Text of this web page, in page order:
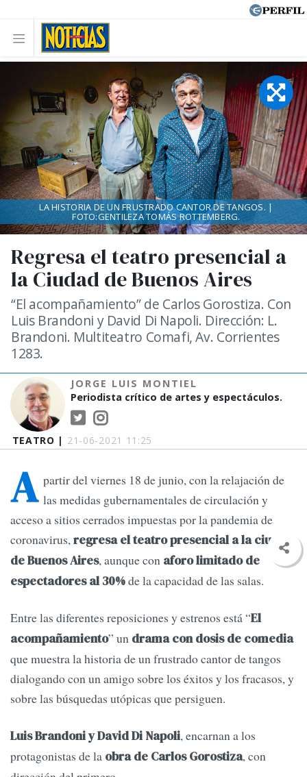
TEATRO | 21-06-2021 11:25
Regresa el teatro presencial a
la Ciudad de Buenos Aires
“El acompañamiento” de Carlos Gorostiza. Con
Luis Brandoni y David Di Napoli. Dirección: L.
Brandoni. Multiteatro Comafi, Av. Corrientes
1283.
JORGE LUIS MONTIEL
Periodista crítico de artes y espectáculos.
LA HISTORIA DE UN FRUSTRADO CANTOR DE TANGOS. |
FOTO:GENTILEZA TOMÁS ROTTEMBERG.
A partir del viernes 18 de junio, con la relajación de
las medidas gubernamentales de circulación y
acceso a sitios cerrados impuestas por la pandemia de
coronavirus,regresa el teatro presencial a la ciudad
de Buenos Aires, aunque con aforo limitado de
espectadores al 30%de la capacidad de las salas.
Entre las diferentes reposiciones y estrenos está “El
acompañamiento” un drama con dosis de comedia
que muestra la historia de un frustrado cantor de tangos
dialogando con un amigo sobre los éxitos y los fracasos, y
sobre las búsquedas utópicas que persiguen.
Luis Brandoni y David Di Napoli, encarnan a los
protagonistas de la obra de Carlos Gorostiza, con